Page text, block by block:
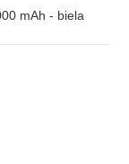
mAh - biela